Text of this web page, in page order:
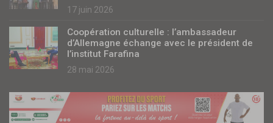
17 juin 2026
Coopération culturelle : l’ambassadeur
d’Allemagne échange avec le président de
l’institut Farafina
28 mai 2026